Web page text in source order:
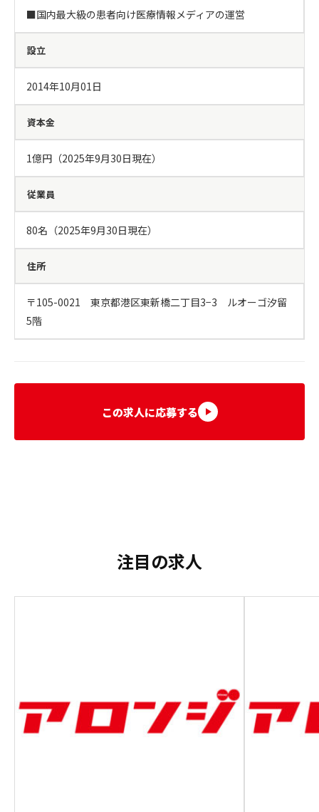
■国内最大級の患者向け医療情報メディアの運営
設立
2014年10月01日
資本金
1億円（2025年9月30日現在）
従業員
80名（2025年9月30日現在）
住所
〒105-0021　東京都港区東新橋二丁目3−3　ルオーゴ汐留
5階
この求人に応募する
注目の求人